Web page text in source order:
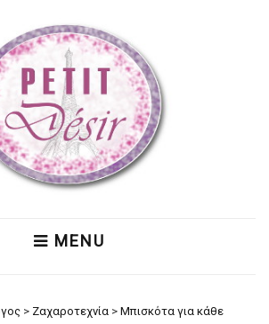
MENU
> Ζαχαροτεχνία > Μπισκότα για κάθε